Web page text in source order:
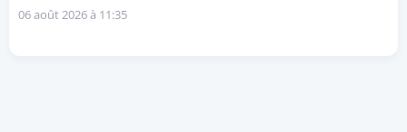
06 août 2026 à 11:35